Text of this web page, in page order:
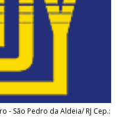
- São Pedro da Aldeia/ RJ Cep.: